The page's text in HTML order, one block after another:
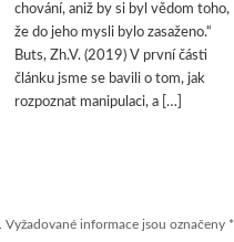
chování, aniž by si byl vědom toho,
že do jeho mysli bylo zasaženo.“
Buts, Zh.V. (2019) V první části
článku jsme se bavili o tom, jak
rozpoznat manipulaci, a […]
Vyžadované informace jsou označeny *